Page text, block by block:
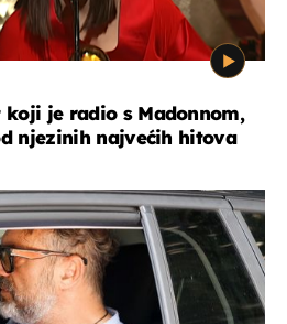
koji je radio s Madonnom,
njezinih najvećih hitova